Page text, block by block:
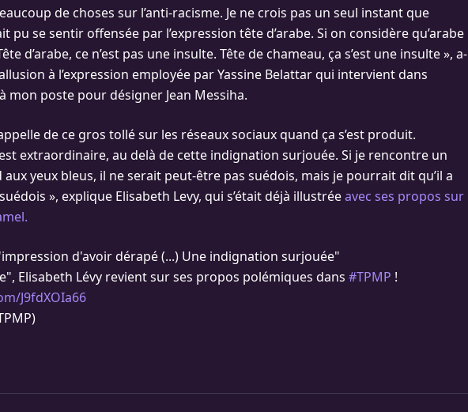
de choses sur l’anti-racisme. Je ne crois pas un seul instant que
pu se sentir offensée par l’expression tête d’arabe. Si on considère qu’arabe
d’arabe, ce n’est pas une insulte. Tête de chameau, ça s’est une insulte », a-
à l’expression employée par Yassine Belattar qui intervient dans
mon poste pour désigner Jean Messiha.
de ce gros tollé sur les réseaux sociaux quand ça s’est produit.
extraordinaire, au delà de cette indignation surjouée. Si je rencontre un
yeux bleus, il ne serait peut-être pas suédois, mais je pourrait dit qu’il a
», explique Elisabeth Levy, qui s’était déjà illustréeavec ses propos sur
d'avoir dérapé (...) Une indignation surjouée"
Elisabeth Lévy revient sur ses propos polémiques dans #TPMP !
J9fdXOIa66